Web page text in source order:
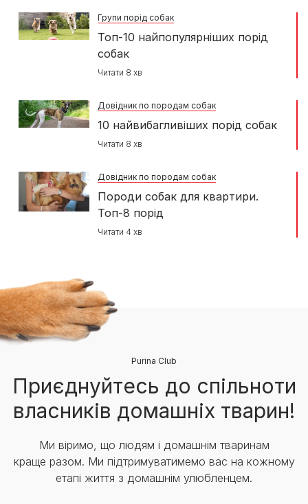
Групи порід собак
Топ-10 найпопулярніших порід
собак
Читати 8 хв
Довідник по породам собак
10 найвибагливіших порід собак
Читати 8 хв
Довідник по породам собак
Породи собак для квартири.
Топ-8 порід
Читати 4 хв
Purina Club
Приєднуйтесь до спільноти
власників домашніх тварин!
Ми віримо, що людям і домашнім тваринам
краще разом. Ми підтримуватимемо вас на кожному
етапі життя з домашнім улюбленцем.